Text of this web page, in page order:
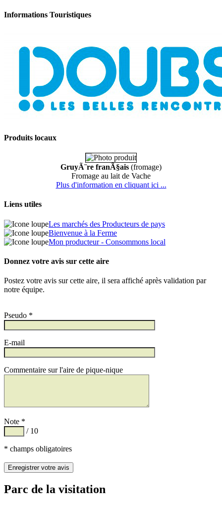
Informations Touristiques
Produits locaux
GruyÃ¨re franÃ§ais (fromage)
Fromage au lait de Vache
Plus d'information en cliquant ici ...
Liens utiles
Les marchés des Producteurs de pays
Bienvenue à la Ferme
Mon producteur - Consommons local
Donnez votre avis sur cette aire
Postez votre avis sur cette aire, il sera affiché après validation par
notre équipe.
Pseudo *
E-mail
Commentaire sur l'aire de pique-nique
Note *
/ 10
* champs obligatoires
Parc de la visitation